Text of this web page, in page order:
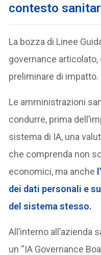
contesto
La bozza di Linee
governance
preliminare di impatto.
Le amministrazioni
condurre, prima
sistema di IA, una
che comprenda non
economici, ma anche
dei dati personali e
del sistema stesso.
All’interno
un “IA Governance